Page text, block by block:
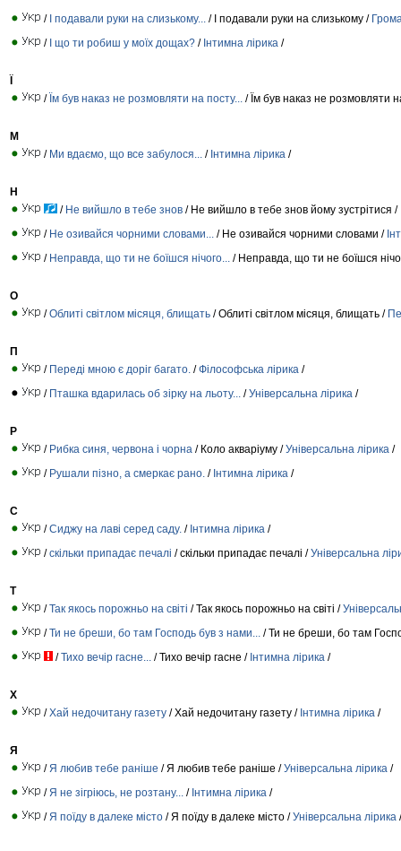
/ І подавали руки на слизькому... / І подавали руки на слизькому /
/ І що ти робиш у моїх дощах? / Інтимна лірика /
Ї
/ Їм був наказ не розмовляти на посту... / Їм був наказ не розмовляти
М
/ Ми вдаємо, що все забулося... / Інтимна лірика /
Н
/ Не вийшло в тебе знов / Не вийшло в тебе знов йому зустрітися /
/ Не озивайся чорними словами... / Не озивайся чорними словами /
/ Неправда, що ти не боїшся нічого... / Неправда, що ти не боїшся
О
/Облиті світлом місяця, блищать / Облиті світлом місяця, блищать /
П
/ Переді мною є доріг багато. /Філософська лірика /
/ Пташка вдарилась об зірку на льоту... /Універсальна лірика /
Р
/ Рибка синя, червона і чорна / Коло акваріуму /Універсальна лірика /
/ Рушали пізно, а смеркає рано. / Інтимна лірика /
С
/Сиджу на лаві серед саду. / Інтимна лірика /
/скільки припадає печалі / скільки припадає печалі /Універсальна
Т
/Так якось порожньо на світі / Так якось порожньо на світі /
/Ти не бреши, бо там Господь був з нами...
/ Ти не бреши, бо там
/Тихо вечір гасне... / Тихо вечір гасне / Інтимна лірика /
Х
/Хай недочитану газету / Хай недочитану газету / Інтимна лірика /
Я
/ Я любив тебе раніше / Я любив тебе раніше /Універсальна лірика /
/ Я не зігріюсь, не розтану... / Інтимна лірика /
/ Я поїду в далеке місто / Я поїду в далеке місто /Універсальна лірика /